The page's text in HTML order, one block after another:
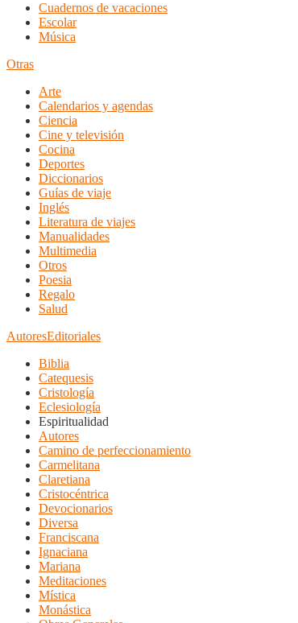
Cuadernos de vacaciones
Escolar
Música
Otras
Arte
Calendarios y agendas
Ciencia
Cine y televisión
Cocina
Deportes
Diccionarios
Guías de viaje
Inglés
Literatura de viajes
Manualidades
Multimedia
Otros
Poesia
Regalo
Salud
AutoresEditoriales
Biblia
Catequesis
Cristología
Eclesiología
Espiritualidad
Autores
Camino de perfeccionamiento
Carmelitana
Claretiana
Cristocéntrica
Devocionarios
Diversa
Franciscana
Ignaciana
Mariana
Meditaciones
Mística
Monástica